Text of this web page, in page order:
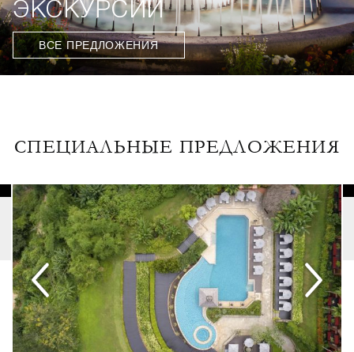
ЭКСКУРСИИ
ВСЕ ПРЕДЛОЖЕНИЯ
СПЕЦИАЛЬНЫЕ ПРЕДЛОЖЕНИЯ